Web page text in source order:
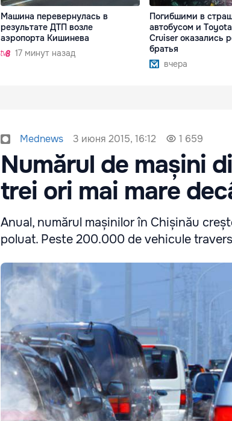
Машина перевернулась в
результате ДТП возле
аэропорта Кишинева
17 минут назад
Погибшими в
автобусом и
Cruiser оказались
братья
вчера
Mednews 3 июня 2015, 16:12 1 659
Numărul de mașini
trei ori mai mare
Anual, numărul mașinilor în Chișinău
poluat. Peste 200.000 de vehicule